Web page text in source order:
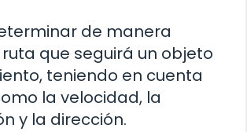
de manera
que seguirá un objeto
teniendo en cuenta
la velocidad, la
y la dirección.